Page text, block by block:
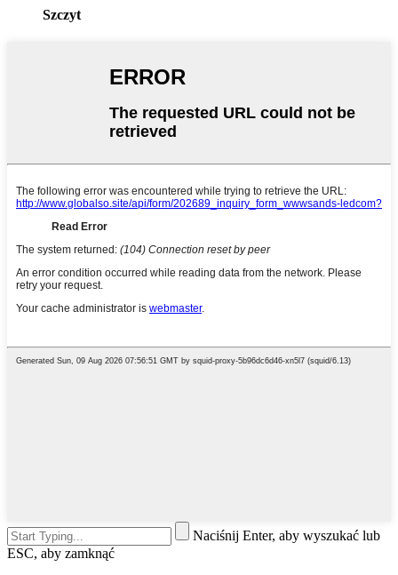
Szczyt
Naciśnij Enter, aby wyszukać lub
ESC, aby zamknąć